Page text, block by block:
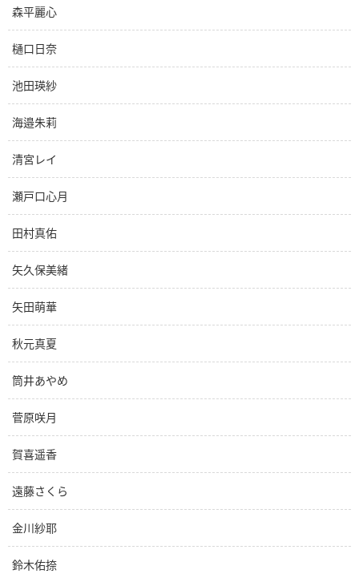
森平麗心
樋口日奈
池田瑛紗
海邉朱莉
清宮レイ
瀬戸口心月
田村真佑
矢久保美緒
矢田萌華
秋元真夏
筒井あやめ
菅原咲月
賀喜遥香
遠藤さくら
金川紗耶
鈴木佑捺